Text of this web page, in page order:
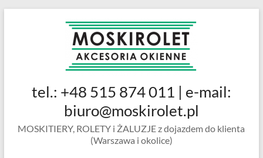
MOSKIROLET
siatki na
okienne |
tel.: +48 515 874 011 | e-mail:
biuro@moskirolet.pl
MOSKITIERY, ROLETY i ŻALUZJE z dojazdem do klienta
(Warszawa i okolice)